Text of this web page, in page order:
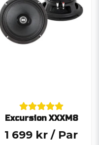
Excursion XXXM8
1 699 kr / Par